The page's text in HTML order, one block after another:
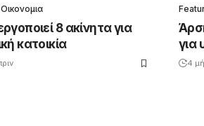
Οικονομια
8 ακίνητα για
κατοικία
για
4